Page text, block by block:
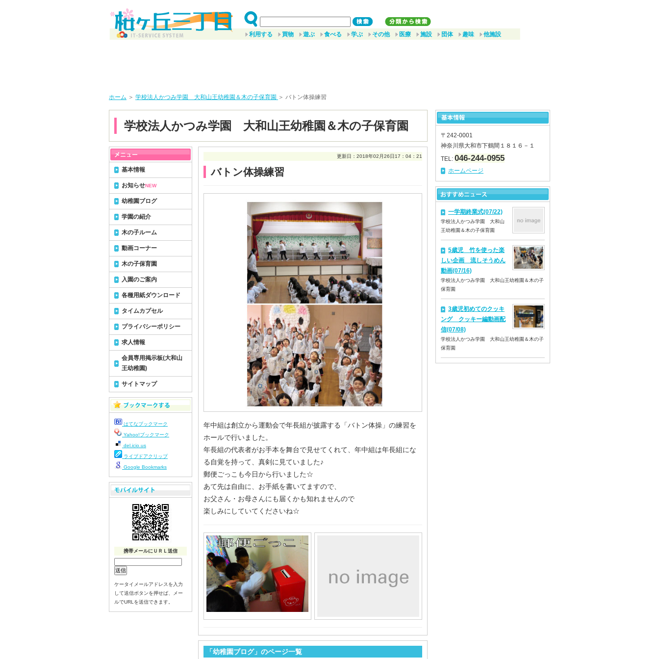
利用する 買物 遊ぶ 食べる 学ぶ その他 医療 施設 団体 趣味 他施設
ホーム ＞ 学校法人かつみ学園 大和山王幼稚園＆木の子保育園 ＞ バトン体操練習
学校法人かつみ学園 大和山王幼稚園＆木の子保育園
更新日：2018年02月26日17：04：21
バトン体操練習
年中組は創立から運動会で年長組が披露する「バトン体操」の練習を
ホールで行いました。
年長組の代表者がお手本を舞台で見せてくれて、年中組は年長組にな
る自覚を持って、真剣に見ていました♪
郵便ごっこも今日から行いました☆
あて先は自由に、お手紙を書いてますので、
お父さん・お母さんにも届くかも知れませんので
楽しみにしていてくださいね☆
「幼稚園ブログ」のページ一覧
基本情報
お知らせNEW
幼稚園ブログ
学園の紹介
木の子ルーム
動画コーナー
木の子保育園
入園のご案内
各種用紙ダウンロード
タイムカプセル
プライバシーポリシー
求人情報
会員専用掲示板(大和山
王幼稚園)
サイトマップ
はてなブックマーク
Yahoo!ブックマーク
del.icio.us
ライブドアクリップ
Google Bookmarks
携帯メールにＵＲＬ送信
ケータイメールアドレスを入力
して送信ボタンを押せば、メー
ルでURLを送信できます。
〒242-0001
神奈川県大和市下鶴間１８１６－１
TEL: 046-244-0955
ホームページ
一学期終業式(07/22)
学校法人かつみ学園 大和山
王幼稚園＆木の子保育園
5歳児 竹を使った楽
しい企画 流しそうめん
動画(07/16)
学校法人かつみ学園 大和山王幼稚園＆木の子
保育園
3歳児初めてのクッキ
ング クッキー編動画配
信(07/08)
学校法人かつみ学園 大和山王幼稚園＆木の子
保育園